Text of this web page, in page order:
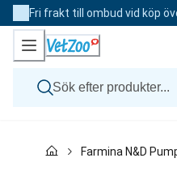
Skip
to
Content
Fri frakt till ombud vid köp
Katt
Farmina N&D